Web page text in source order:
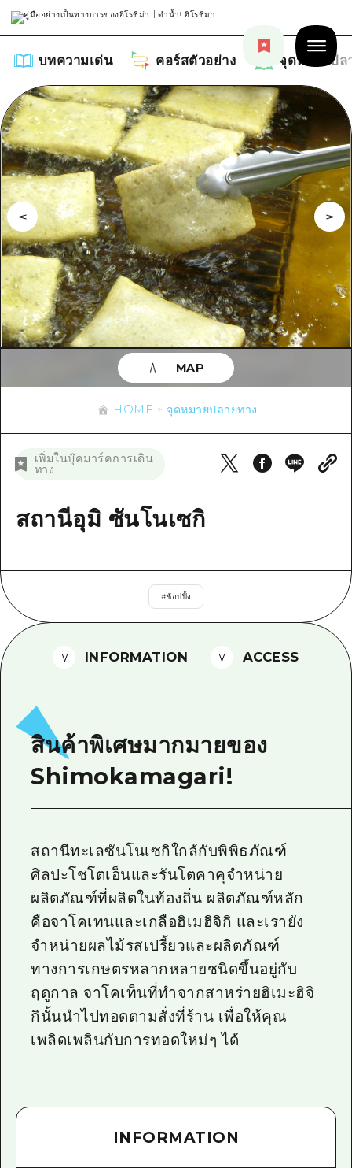
บทความเด่น คอร์สตัวอย่าง จุดหมายปล
บทความเด่น
รายการ
คำแนะนำ
ศิลปะ
งานอีเว้นท์ / เทศกาล
อาหารรสเลิศ / สุรา
การปั่นจักรยาน
ช้อปปิ้ง
สถานบันเทิงยามค่ำคืน
มรดกโลก
มาตรฐาน
ประวัติศาสตร์ / วัฒนธรรม
ธรรมชาติ
คอร์สตัวอย่าง
รายการ
คู่มือ Dive! Hiroshima
ฮิโรชิม่า โมชิ โมชิ ทราเวล
บริเวณรอบเมืองฮิโรชิม่า
บิโฮค
บริเวณรอบๆ มิยาจิมะ
จุดหมายปลายทาง
รายการ
บริเวณรอบเมืองฮิโรชิม่า
อากิ
บิงโก
บิโฮคุ
เกโฮคุ
ยามากุจิตะวันออก
ชิมาเนะ
อีเว้นท์
ข้อมูลตามฤดูกาล
ข้อมูลที่เป็นประโยชน์
สรุปการจราจรรอง
ตั๋วเที่ยวคุ้มค่าตั๋วเที่ยวคุ้มค่า
บริการรับฝากและจัดส่งสัมภาระ
คำถามที่พบบ่อย
ข้อมูลการขนส่งระหว่างเกิดภัยพิบัติ
HOME
ข่าว
HOME จุดหมายปลายทาง
เพิ่มในบุ๊คมาร์คการเดิน
ทาง
สถานีอุมิ ซันโนเซกิ
#ช้อปปิ้ง
MAP
INFORMATION ACCESS
สินค้าพิเศษมากมายของ
Shimokamagari!
สถานีทะเลซันโนเซกิใกล้กับพิพิธภัณฑ์
ศิลปะโชโตเอ็นและรันโตคาคุจำหน่าย
ผลิตภัณฑ์ที่ผลิตในท้องถิ่น ผลิตภัณฑ์หลัก
คือจาโคเทนและเกลือฮิเมฮิจิกิ และเรายัง
จำหน่ายผลไม้รสเปรี้ยวและผลิตภัณฑ์
ทางการเกษตรหลากหลายชนิดขึ้นอยู่กับ
ฤดูกาล จาโคเท็นที่ทำจากสาหร่ายฮิเมะฮิจิ
กินั้นนำไปทอดตามสั่งที่ร้าน เพื่อให้คุณ
เพลิดเพลินกับการทอดใหม่ๆ ได้
INFORMATION